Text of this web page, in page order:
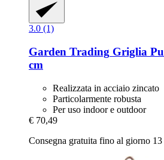
3.0 (1)
Garden Trading Griglia
cm
Realizzata in acciaio zincato
Particolarmente robusta
Per uso indoor e outdoor
€ 70,49
Consegna gratuita fino al giorno 13